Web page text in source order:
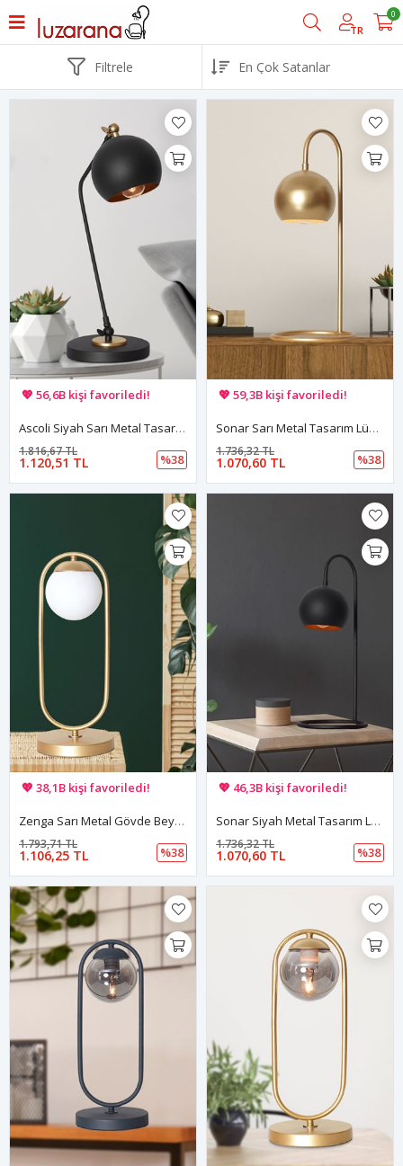
TR
0
Filtrele
🚚 Hızlı teslimat yapılıyor!
💖 56,6B kişi favoriledi!
💸 Sepette 100 TL indirim!
Ascoli Siyah Sarı Metal Tasarım Lüx Masa Lambası
1.120,51 TL
1.816,67 TL
%38
🚚 Hızlı teslimat yapılıyor!
💖 59,3B kişi favoriledi!
💸 Sepette 100 TL indirim!
Sonar Sarı Metal Tasarım Lüx Masa Lambası
1.070,60 TL
1.736,32 TL
%38
🚚 Hızlı teslimat yapılıyor!
💖 38,1B kişi favoriledi!
💸 Sepette 100 TL indirim!
Zenga Sarı Metal Gövde Beyaz Camlı Tasarım Lüx Masa Lambası
1.106,25 TL
1.793,71 TL
%38
🚚 Hızlı teslimat yapılıyor!
💖 46,3B kişi favoriledi!
💸 Sepette 100 TL indirim!
Sonar Siyah Metal Tasarım Lüx Masa Lambası
1.070,60 TL
1.736,32 TL
%38
🚚 Hızlı teslimat yapılıyor!
💖 48,1B kişi favoriledi!
🚚 Hızlı teslimat yapılıyor!
💖 14,9B kişi favoriledi!